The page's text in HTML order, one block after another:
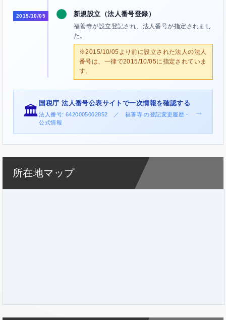
2015/10/05 新規設立（法人番号登録）
福善寺が設立登記され、法人番号が指定されまし
た。
※2015/10/05より前に設立された法人の法人
番号は、一律で2015/10/05に指定されていま
す。
🏛️
国税庁 法人番号公表サイトで一次情報を確認する
法人番号: 6420005002852 ／ 福善寺 の登記変更履歴・
公式情報
→
所在地マップ